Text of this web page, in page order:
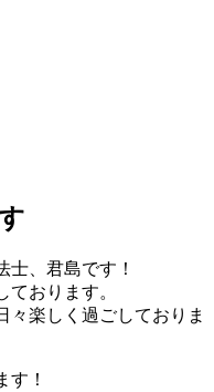
士、君島です！
おります。
々楽しく過ごしておりま
す！